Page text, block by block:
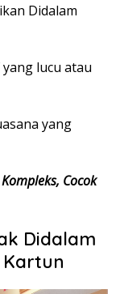
Didalam
lucu atau
yang
Cocok
Didalam